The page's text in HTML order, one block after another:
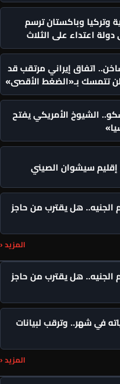
وتركيا وباكستان ترسم
اعتداء على الثلاث
اتفاق إيراني مرتقب قد
تتمسك بـ«الضغط الأقصى»
الشيوخ الأمريكي يفتح
الجنيه.. هل يقترب من حاجز
المزيد ‹
الجنيه.. هل يقترب من حاجز
في شهر.. وترقب لبيانات
المزيد ‹